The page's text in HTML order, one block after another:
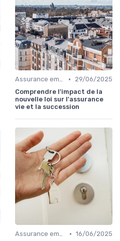
Assurance emprunteur •
29/06/2025
Comprendre l'impact de la
nouvelle loi sur l'assurance
vie et la succession
Assurance emprunteur • 16/06/2025